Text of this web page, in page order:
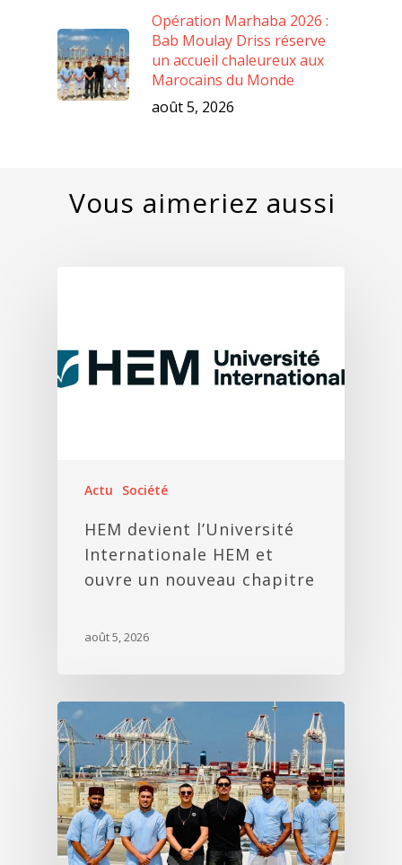
Opération Marhaba 2026 :
Bab Moulay Driss réserve
un accueil chaleureux aux
Marocains du Monde
août 5, 2026
Actu Société
HEM devient l’Université
Internationale HEM et
ouvre un nouveau chapitre
août 5, 2026